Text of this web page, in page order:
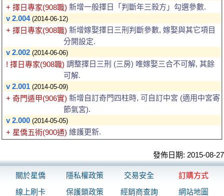
+ 擇日專家(908職) 新增一般擇日「判斷年三殺方」勾選參數.
v 2.004 (2014-06-12)
+ 擇日專家(908職) 新增嫁娶擇日三刑判斷參數, 嫁娶與其它項目
分開設定.
v 2.002 (2014-06-06)
! 擇日專家(908職) 調整擇日三刑 (三房) 唯嫁娶三合不可解, 其餘
可解.
v 2.001 (2014-05-09)
+ 奇門遁甲(906實) 新增自訂奇門四柱時, 可自訂中宮 (適用中宮寄
節氣宮).
v 2.000 (2014-05-05)
+ 星僑五術(900通) 維護更新.
發佈日期: 2015-08-27
關於星僑 隱私權政策 交易安全
訂購方式
線上刷卡
保護鎖政策 經銷商查詢 網站地圖